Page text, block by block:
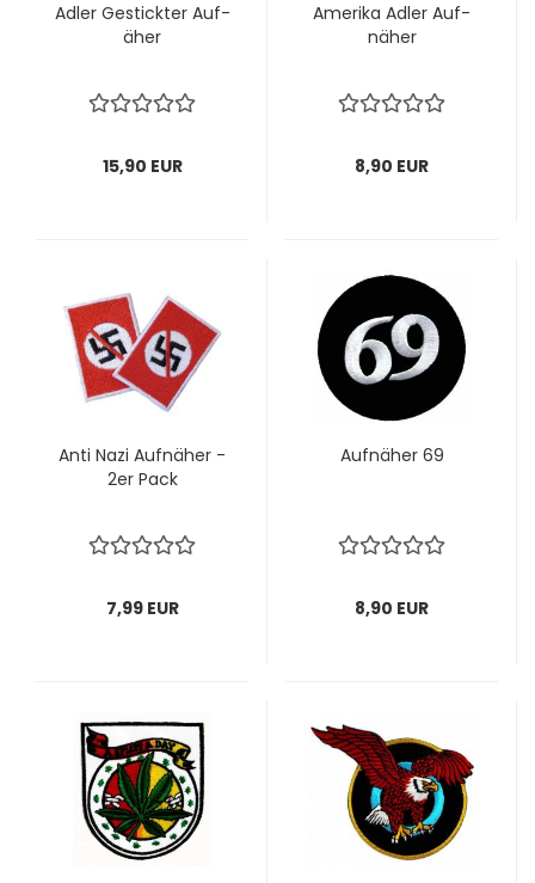
Adler Ge­stick­ter Auf­
ä­her
15,90 EUR
Ame­ri­ka Adler Auf­
nä­her
8,90 EUR
Anti Nazi Auf­nä­her -
2er Pack
7,99 EUR
Auf­nä­her 69
8,90 EUR